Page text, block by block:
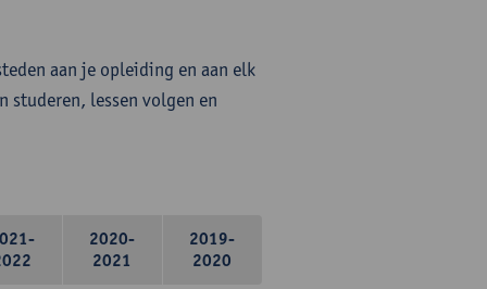
aan je opleiding en aan elk
studeren, lessen volgen en
2020-
2021
2019-
2020